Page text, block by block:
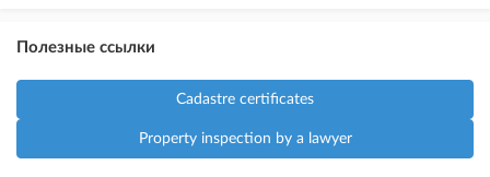
Полезные ссылки
Cadastre certificates
Property inspection by a lawyer